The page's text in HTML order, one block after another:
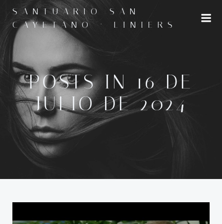
al
contenido
SANTUARIO SAN
CAYETANO · LINIERS
POSTS IN 16 DE
JULIO DE 2024